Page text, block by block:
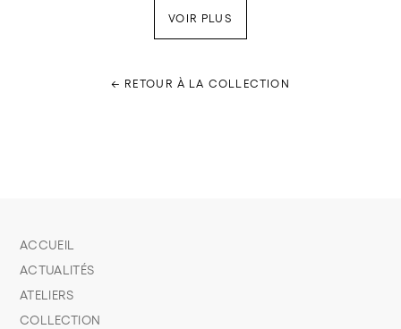
VOIR PLUS
← RETOUR À LA COLLECTION
ACCUEIL
ACTUALITÉS
ATELIERS
COLLECTION